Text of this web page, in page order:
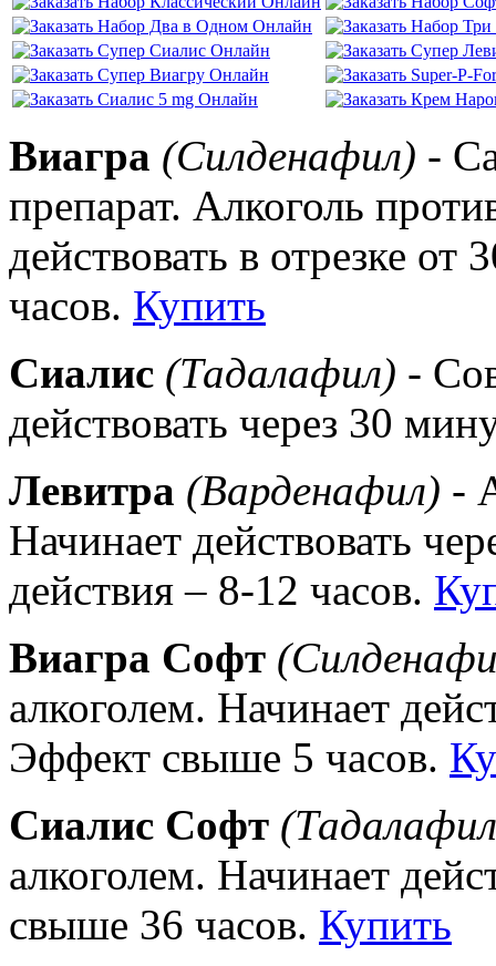
Виагра (Силденафил) -
препарат. Алкоголь
действовать в отрезке
часов. Купить
Сиалис (Тадалафил) -
действовать через 30
Левитра (Варденафил) -
Начинает действовать
действия – 8-12 часов.
Виагра Софт
алкоголем. Начинает
Эффект свыше 5 часов.
Сиалис Софт
алкоголем. Начинает
свыше 36 часов. Купить